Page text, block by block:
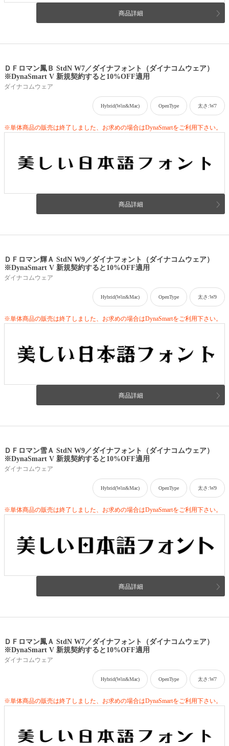
商品詳細
ＤＦロマン鳳Ｂ StdN W7／ダイナフォント（ダイナコムウェア）
※DynaSmart V 新規契約すると10%OFF適用
ダイナコムウェア
Hybrid(Win&Mac) OpenType 太さ:W7
※単体商品の販売は終了しました、お求めの場合はDynaSmartをご利用下さい。
商品詳細
ＤＦロマン輝Ａ StdN W9／ダイナフォント（ダイナコムウェア）
※DynaSmart V 新規契約すると10%OFF適用
ダイナコムウェア
Hybrid(Win&Mac) OpenType 太さ:W9
※単体商品の販売は終了しました、お求めの場合はDynaSmartをご利用下さい。
商品詳細
ＤＦロマン雪Ａ StdN W9／ダイナフォント（ダイナコムウェア）
※DynaSmart V 新規契約すると10%OFF適用
ダイナコムウェア
Hybrid(Win&Mac) OpenType 太さ:W9
※単体商品の販売は終了しました、お求めの場合はDynaSmartをご利用下さい。
商品詳細
ＤＦロマン鳳Ａ StdN W7／ダイナフォント（ダイナコムウェア）
※DynaSmart V 新規契約すると10%OFF適用
ダイナコムウェア
Hybrid(Win&Mac) OpenType 太さ:W7
※単体商品の販売は終了しました、お求めの場合はDynaSmartをご利用下さい。